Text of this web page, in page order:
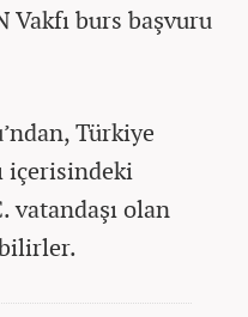
burs başvuru
Türkiye
içerisindeki
vatandaşı olan